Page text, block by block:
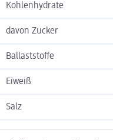
Kohlenhydrate
davon Zucker
Ballaststoffe
Eiweiß
Salz